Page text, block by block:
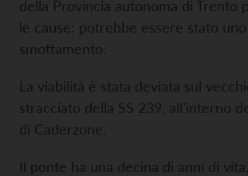
della Provincia autonoma di Trento
le cause: potrebbe essere stato uno
smottamento.
La viabilità è stata deviata sul
stracciato della SS 239, all’interno
di Caderzone.
Il ponte ha una decina di anni di